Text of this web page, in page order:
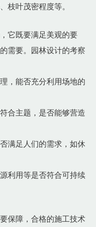
枝叶茂密程度等。
它既要满足美观的要
需要。园林设计的考察
，能否充分利用场地的
合主题，是否能够营造
满足人们的需求，如休
利用等是否符合可持续
保障，合格的施工技术